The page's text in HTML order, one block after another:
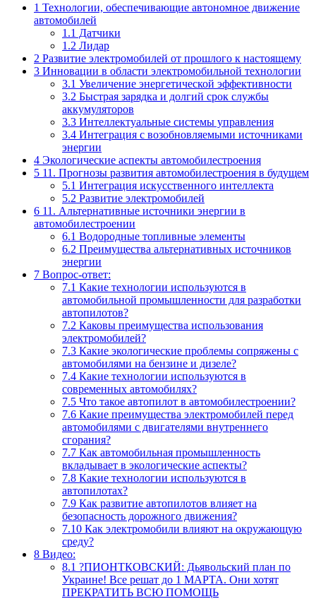
1 Технологии, обеспечивающие автономное движение
автомобилей
1.1 Датчики
1.2 Лидар
2 Развитие электромобилей от прошлого к настоящему
3 Инновации в области электромобильной технологии
3.1 Увеличение энергетической эффективности
3.2 Быстрая зарядка и долгий срок службы
аккумуляторов
3.3 Интеллектуальные системы управления
3.4 Интеграция с возобновляемыми источниками
энергии
4 Экологические аспекты автомобилестроения
5 11. Прогнозы развития автомобилестроения в будущем
5.1 Интеграция искусственного интеллекта
5.2 Развитие электромобилей
6 11. Альтернативные источники энергии в
автомобилестроении
6.1 Водородные топливные элементы
6.2 Преимущества альтернативных источников
энергии
7 Вопрос-ответ:
7.1 Какие технологии используются в
автомобильной промышленности для разработки
автопилотов?
7.2 Каковы преимущества использования
электромобилей?
7.3 Какие экологические проблемы сопряжены с
автомобилями на бензине и дизеле?
7.4 Какие технологии используются в
современных автомобилях?
7.5 Что такое автопилот в автомобилестроении?
7.6 Какие преимущества электромобилей перед
автомобилями с двигателями внутреннего
сгорания?
7.7 Как автомобильная промышленность
вкладывает в экологические аспекты?
7.8 Какие технологии используются в
автопилотах?
7.9 Как развитие автопилотов влияет на
безопасность дорожного движения?
7.10 Как электромобили влияют на окружающую
среду?
8 Видео:
8.1 ?ПИОНТКОВСКИЙ: Дьявольский план по
Украине! Все решат до 1 МАРТА. Они хотят
ПРЕКРАТИТЬ ВСЮ ПОМОЩЬ